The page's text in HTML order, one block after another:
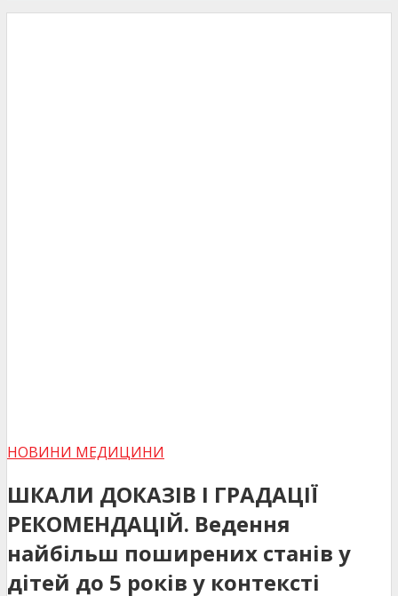
НОВИНИ МЕДИЦИНИ
ШКАЛИ ДОКАЗІВ І ГРАДАЦІЇ
РЕКОМЕНДАЦІЙ. Ведення
найбільш поширених станів у
дітей до 5 років у контексті